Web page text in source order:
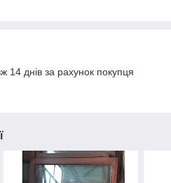
14 днів за рахунок покупця